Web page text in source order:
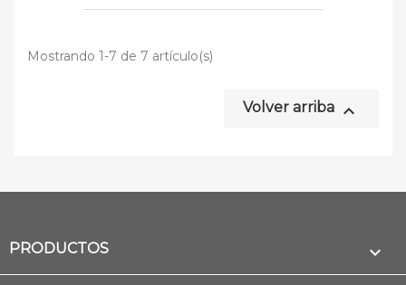
Mostrando 1-7 de 7 artículo(s)
Volver arriba 
PRODUCTOS 